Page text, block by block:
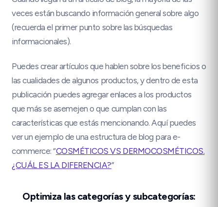
veces están buscando información general sobre algo
(recuerda el primer punto sobre las búsquedas
informacionales).
Puedes crear artículos que hablen sobre los beneficios o
las cualidades de algunos productos, y dentro de esta
publicación puedes agregar enlaces a los productos
que más se asemejen o que cumplan con las
características que estás mencionando. Aquí puedes
ver un ejemplo de una estructura de blog para e-
commerce: “COSMÉTICOS VS DERMOCOSMÉTICOS.
¿CUÁL ES LA DIFERENCIA?”
Optimiza las categorías y subcategorías: